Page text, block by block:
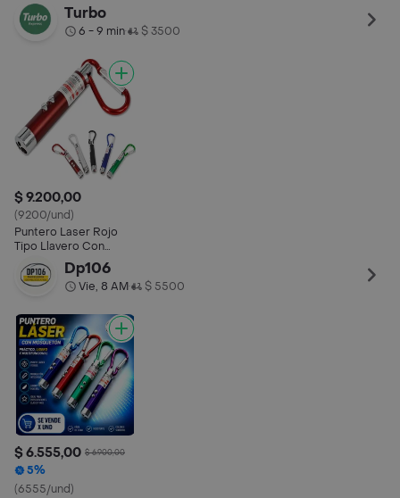
Turbo
6 - 9 min• $ 3500
$ 9.200,00
(9200/und)
Puntero Laser Rojo
Tipo Llavero Con
Linterna
Dp106
Vie, 8 AM• $ 5500
$ 6.555,00 $ 6.900,00
5%
(6555/und)